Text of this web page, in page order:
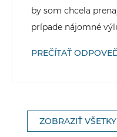
by som chcela
prípade nájomné
PREČÍTAŤ
ZOBRAZIŤ